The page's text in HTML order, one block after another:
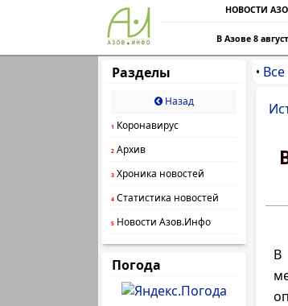
НОВОСТИ
В Азове 8
Разделы
Назад
1 Коронавирус
2 Архив
3 Хроника новостей
4 Статистика новостей
5 Новости Азов.Инфо
Погода
•
В